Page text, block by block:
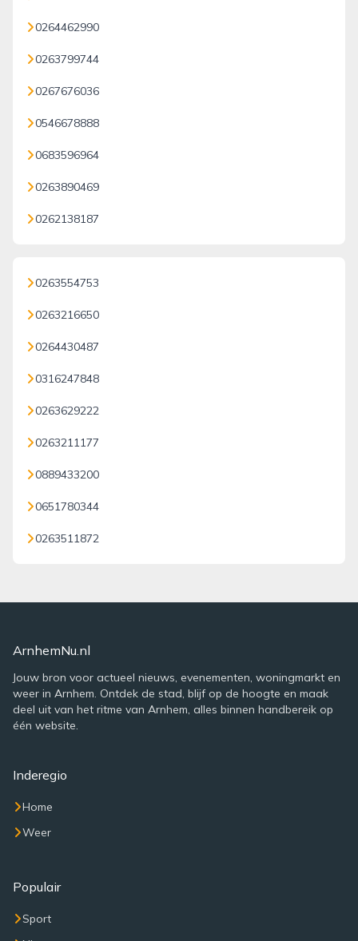
0264462990
0263799744
0267676036
0546678888
0683596964
0263890469
0262138187
0263554753
0263216650
0264430487
0316247848
0263629222
0263211177
0889433200
0651780344
0263511872
ArnhemNu.nl
Jouw bron voor actueel nieuws, evenementen, woningmarkt en
weer in Arnhem. Ontdek de stad, blijf op de hoogte en maak
deel uit van het ritme van Arnhem, alles binnen handbereik op
één website.
Inderegio
Home
Weer
Populair
Sport